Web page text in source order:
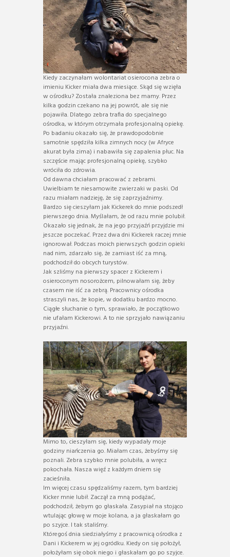
Kiedy zaczynałam wolontariat osierocona zebra o
imieniu Kicker miała dwa miesiące. Skąd się wzięła
w ośrodku? Została znaleziona bez mamy. Przez
kilka godzin czekano na jej powrót, ale się nie
pojawiła. Dlatego zebra trafia do specjalnego
ośrodka, w którym otrzymała profesjonalną opiekę.
Po badaniu okazało się, że prawdopodobnie
samotnie spędziła kilka zimnych nocy (w Afryce
akurat była zima) i nabawiła się zapalenia płuc. Na
szczęście mając profesjonalną opiekę, szybko
wróciła do zdrowia.
Od dawna chciałam pracować z zebrami.
Uwielbiam te niesamowite zwierzaki w paski. Od
razu miałam nadzieję, że się zaprzyjaźnimy.
Bardzo się cieszyłam jak Kickerek do mnie podszedł
pierwszego dnia. Myślałam, że od razu mnie polubił.
Okazało się jednak, że na jego przyjaźń przyjdzie mi
jeszcze poczekać. Przez dwa dni Kickerek raczej mnie
ignorował. Podczas moich pierwszych godzin opieki
nad nim, zdarzało się, że zamiast iść za mną,
podchodził do obcych turystów.
Jak szliśmy na pierwszy spacer z Kickerem i
osieroconym nosorożcem, pilnowałam się, żeby
czasem nie iść za zebrą. Pracownicy ośrodka
straszyli nas, że kopie, w dodatku bardzo mocno.
Ciągłe słuchanie o tym, sprawiało, że początkowo
nie ufałam Kickerowi. A to nie sprzyjało nawiązaniu
przyjaźni.
Mimo to, cieszyłam się, kiedy wypadały moje
godziny niańczenia go. Miałam czas, żebyśmy się
poznali. Zebra szybko mnie polubiła, a wręcz
pokochała. Nasza więź z każdym dniem się
zacieśniła.
Im więcej czasu spędzaliśmy razem, tym bardziej
Kicker mnie lubił. Zaczął za mną podążać,
podchodził, żebym go głaskała. Zasypiał na stojąco
wtulając głowę w moje kolana, a ja głaskałam go
po szyjce. I tak staliśmy.
Któregoś dnia siedziałyśmy z pracownicą ośrodka z
Dani i Kickerem w jej ogródku. Kiedy on się położył,
położyłam się obok niego i głaskałam go po szyjce.